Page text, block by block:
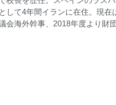
して4年間イランに在住。現
会海外幹事、2018年度より財